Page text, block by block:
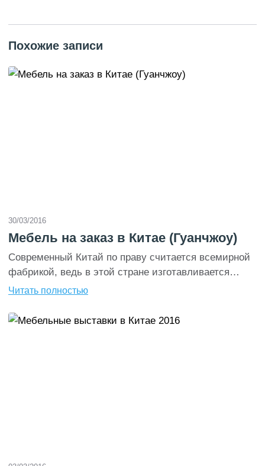
Похожие записи
30/03/2016
Мебель на заказ в Китае (Гуанчжоу)
Современный Китай по праву считается всемирной
фабрикой, ведь в этой стране изготавливается
огромное количество товаров, которые затем
странах. Интересно, что каждый регион
Читать полностью